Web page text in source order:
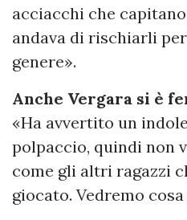
acciacchi che
andava di rischiarli
genere».
Anche Vergara si è
«Ha avvertito un
polpaccio, quindi non
come gli altri ragazzi
giocato. Vedremo